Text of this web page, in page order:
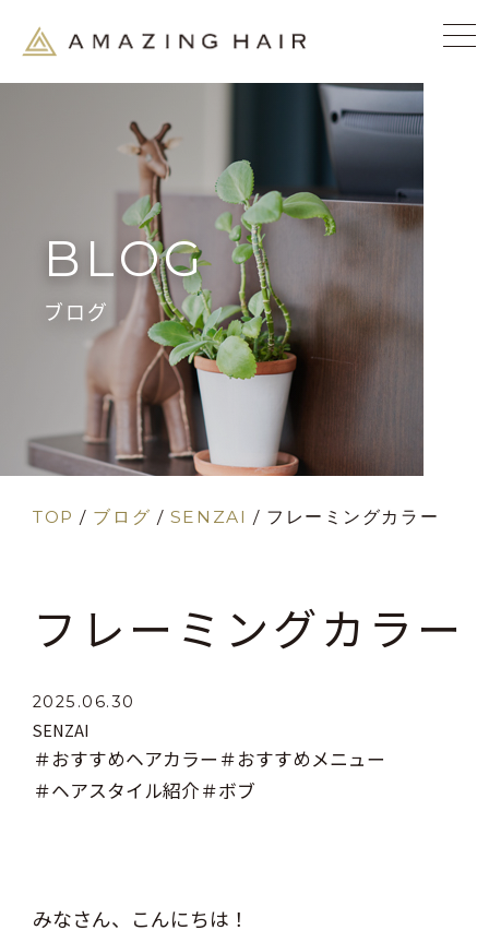
BLOG
ブログ
TOP / ブログ / SENZAI / フレーミングカラー
フレーミングカラー
2025.06.30
SENZAI
＃おすすめヘアカラー ＃おすすめメニュー
＃ヘアスタイル紹介＃ボブ
みなさん、こんにちは！